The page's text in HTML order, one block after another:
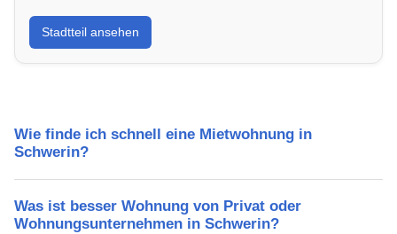
Erfahre mehr über deinen Stadtteil in Schwerin:
Lebensqualität, Verkehrsanbindung, Schulen,
Freizeitmöglichkeiten und Mietpreise.
Stadtteil ansehen
Wie finde ich schnell eine Mietwohnung in
Schwerin?
Was ist besser Wohnung von Privat oder
Wohnungsunternehmen in Schwerin?